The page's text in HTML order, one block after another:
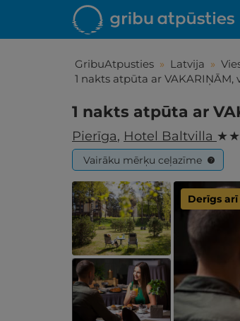
GribuAtpusties » Latvija »
1 nakts atpūta ar
1 nakts atpūta ar
Pierīga, Hotel Baltvilla ★
Vairāku mērķu ceļazīme ?
Derīgs arī